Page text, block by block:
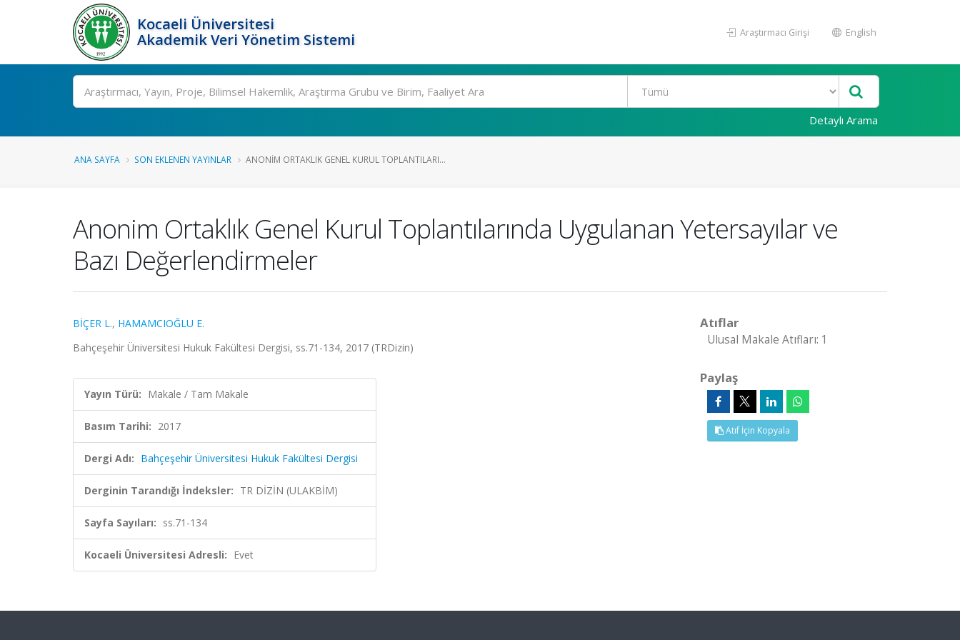
Kocaeli Üniversitesi
Akademik Veri Yönetim Sistemi
Araştırmacı Girişi English
Ara
Detaylı Arama
ANA SAYFA SON EKLENEN YAYINLAR ANONIM ORTAKLIK GENEL KURUL TOPLANTILARI...
Anonim Ortaklık Genel Kurul Toplantılarında Uygulanan Yetersayılar ve
Bazı Değerlendirmeler
BİÇER L., HAMAMCIOĞLU E.
Bahçeşehir Üniversitesi Hukuk Fakültesi Dergisi, ss.71-134, 2017 (TRDizin)
Yayın Türü: Makale / Tam Makale
Basım Tarihi: 2017
Dergi Adı: Bahçeşehir Üniversitesi Hukuk Fakültesi Dergisi
Derginin Tarandığı İndeksler: TR DİZİN (ULAKBİM)
Sayfa Sayıları: ss.71-134
Kocaeli Üniversitesi Adresli: Evet
Atıflar
Ulusal Makale Atıfları: 1
Paylaş
Atıf İçin Kopyala